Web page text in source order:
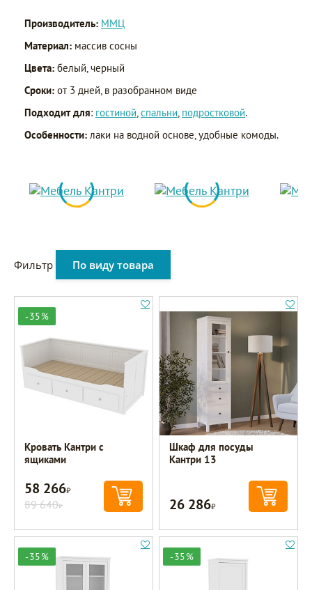
Производитель: ММЦ
Материал: массив сосны
Цвета: белый, черный
Сроки: от 3 дней, в разобранном виде
Подходит для: гостиной спальни подростковой.
Особенности: лаки на водной основе, удобные комоды.
Фильтр По виду товара
-35%
Кровать Кантри с
ящиками
58 266Р
89 640Р
Шкаф для посуды
Кантри 13
26 286Р
-35% -35%